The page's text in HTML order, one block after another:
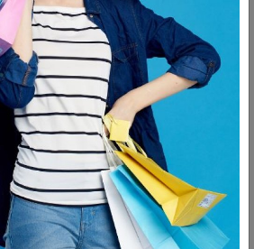
تحفة فنية برسومات باللون الأسود
– خامة بورسلين حراري
– تصميم أنيق وراقي
– مثالية لتقديم البيض أو التقديم بشكل عام